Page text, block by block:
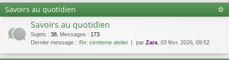
ur pti
c
Savoirs au quotidien
Savoirs au quotidien
Sujets : 38 Messages : 173
Dernier message : Re: centieme atelier par Zara , 03 févr. 2026, 09:52